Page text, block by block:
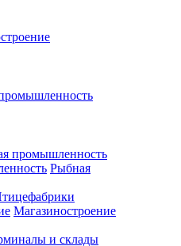
промышленность
Рыбная
Магазиностроение